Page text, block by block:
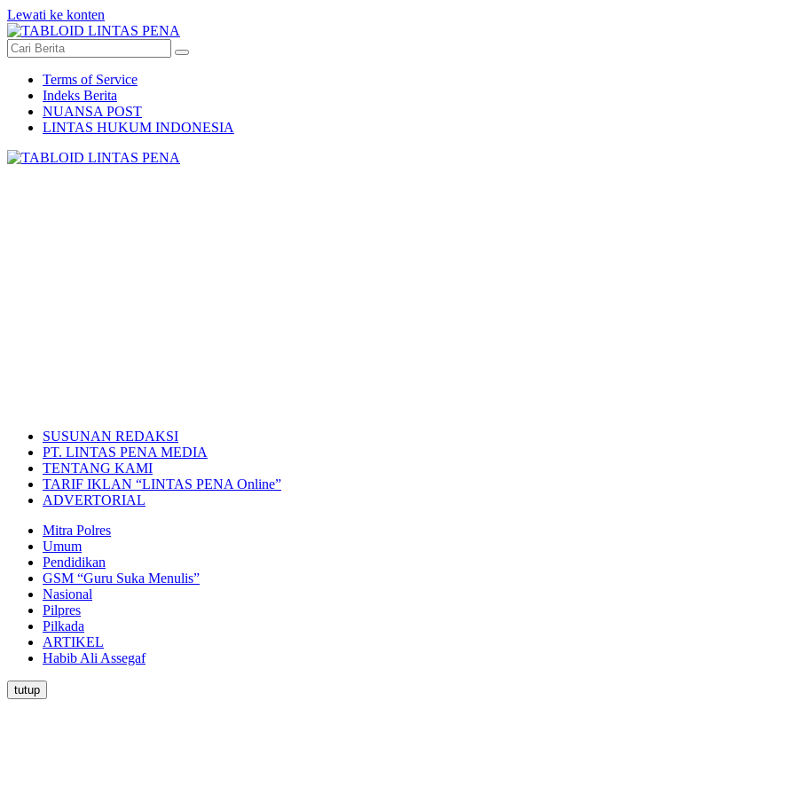
Lewati ke konten
Terms of Service
Indeks Berita
NUANSA POST
LINTAS HUKUM INDONESIA
SUSUNAN REDAKSI
PT. LINTAS PENA MEDIA
TENTANG KAMI
TARIF IKLAN “LINTAS PENA Online”
ADVERTORIAL
Mitra Polres
Umum
Pendidikan
GSM “Guru Suka Menulis”
Nasional
Pilpres
Pilkada
ARTIKEL
Habib Ali Assegaf
tutup